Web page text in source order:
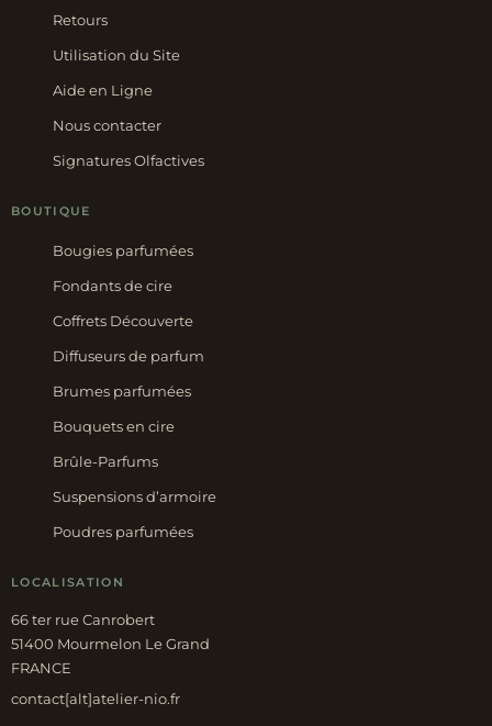
Retours
Utilisation du Site
Aide en Ligne
Nous contacter
Signatures Olfactives
BOUTIQUE
Bougies parfumées
Fondants de cire
Coffrets Découverte
Diffuseurs de parfum
Brumes parfumées
Bouquets en cire
Brûle-Parfums
Suspensions d’armoire
Poudres parfumées
LOCALISATION
66 ter rue Canrobert
51400 Mourmelon Le Grand
FRANCE
contact[alt]atelier-nio.fr